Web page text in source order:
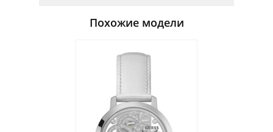
Похожие модели